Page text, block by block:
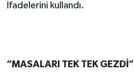
İfadelerini kullandı.
“MASALARI TEK TEK GEZDİ”